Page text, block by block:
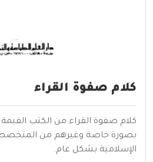
كلام صفوة القراء
كلام صفوة القراء من الكتب القيمة
بصورة خاصة وغيرهم من
الإسلامية بشكل عام.